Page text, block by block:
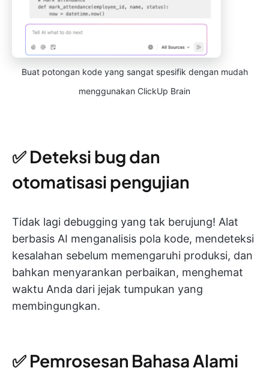
Buat potongan kode yang sangat spesifik dengan mudah
menggunakan ClickUp Brain
✅ Deteksi bug dan
otomatisasi pengujian
Tidak lagi debugging yang tak berujung! Alat
berbasis AI menganalisis pola kode, mendeteksi
kesalahan sebelum memengaruhi produksi, dan
bahkan menyarankan perbaikan, menghemat
waktu Anda dari jejak tumpukan yang
membingungkan.
✅ Pemrosesan Bahasa Alami